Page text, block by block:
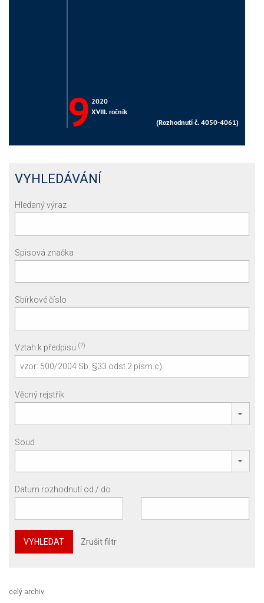
VYHLEDÁVÁNÍ
Hledaný výraz
Spisová značka
Sbírkové číslo
Vztah k předpisu (?)
Věcný rejstřík
Soud
Datum rozhodnutí od / do
VYHLEDAT Zrušit filtr
celý archiv